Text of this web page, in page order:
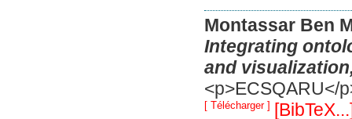
Montassar Ben
Integrating
and
<p>ECSQARU</
[ Télécharger ]